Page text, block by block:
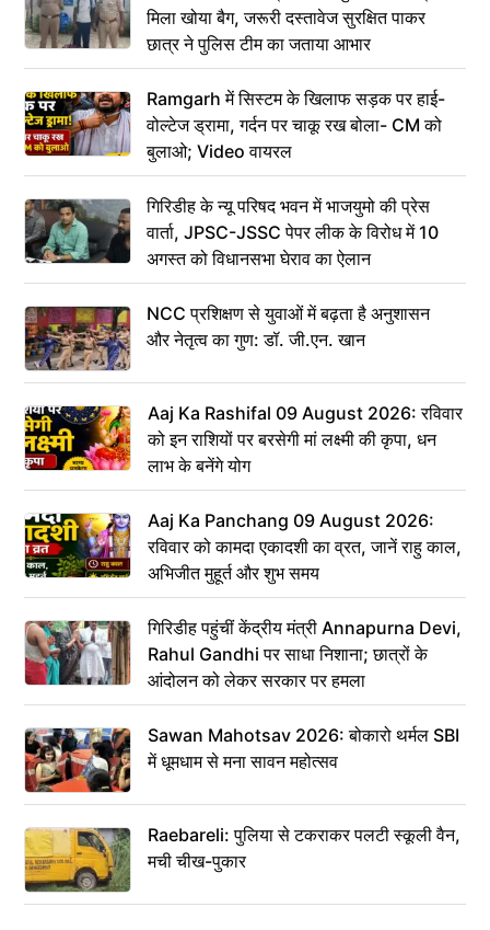
मिला खोया बैग, जरूरी दस्तावेज सुरक्षित पाकर
छात्र ने पुलिस टीम का जताया आभार
Ramgarh में सिस्टम के खिलाफ सड़क पर हाई-
वोल्टेज ड्रामा, गर्दन पर चाकू रख बोला- CM को
बुलाओ; Video वायरल
गिरिडीह के न्यू परिषद भवन में भाजयुमो की प्रेस
वार्ता, JPSC-JSSC पेपर लीक के विरोध में 10
अगस्त को विधानसभा घेराव का ऐलान
NCC प्रशिक्षण से युवाओं में बढ़ता है अनुशासन
और नेतृत्व का गुण: डॉ. जी.एन. खान
Aaj Ka Rashifal 09 August 2026: रविवार
को इन राशियों पर बरसेगी मां लक्ष्मी की कृपा, धन
लाभ के बनेंगे योग
Aaj Ka Panchang 09 August 2026:
रविवार को कामदा एकादशी का व्रत, जानें राहु काल,
अभिजीत मुहूर्त और शुभ समय
गिरिडीह पहुंचीं केंद्रीय मंत्री Annapurna Devi,
Rahul Gandhi पर साधा निशाना; छात्रों के
आंदोलन को लेकर सरकार पर हमला
Sawan Mahotsav 2026: बोकारो थर्मल SBI
में धूमधाम से मना सावन महोत्सव
Raebareli: पुलिया से टकराकर पलटी स्कूली वैन,
मची चीख-पुकार